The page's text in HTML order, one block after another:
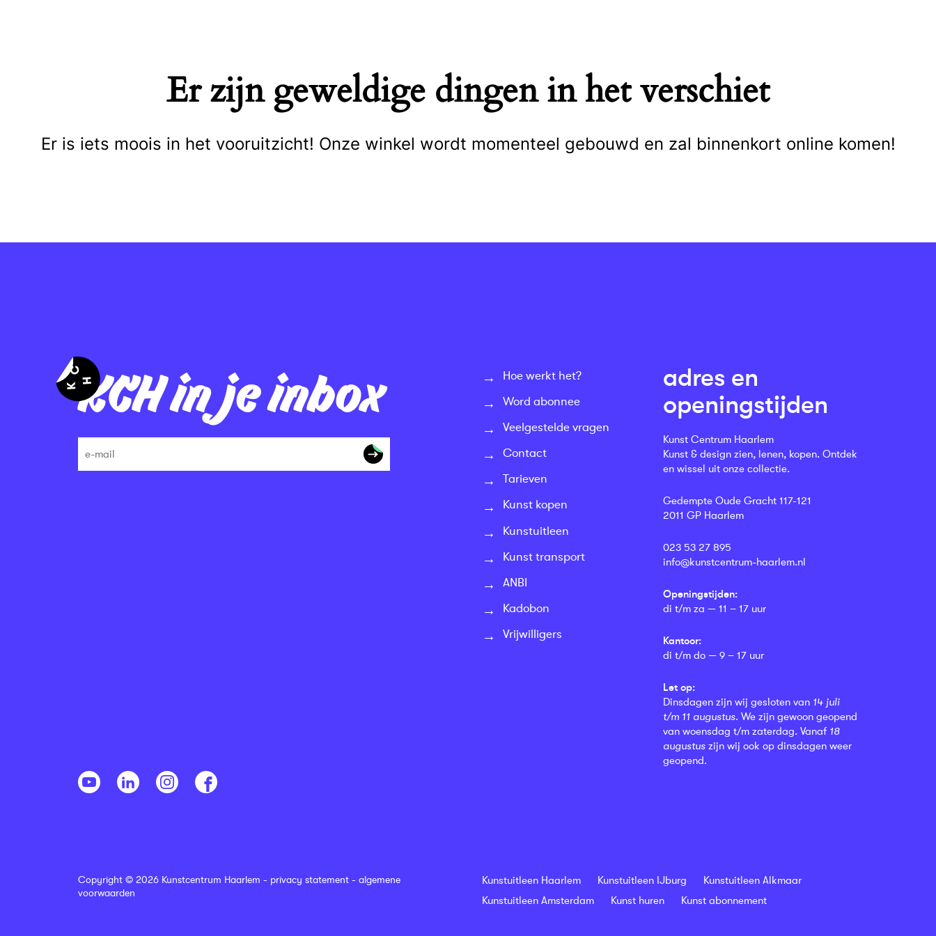
Er zijn geweldige dingen in het verschiet
Er is iets moois in het vooruitzicht! Onze winkel wordt momenteel gebouwd en zal binnenkort online komen!
KCH in je inbox
Hoe werkt het?
Word abonnee
Veelgestelde vragen
Contact
Tarieven
Kunst kopen
Kunstuitleen
Kunst transport
ANBI
Kadobon
Vrijwilligers
adres en
openingstijden
Kunst Centrum Haarlem
Kunst & design zien, lenen, kopen. Ontdek
en wissel uit onze collectie.
Gedempte Oude Gracht 117-121
2011 GP Haarlem
023 53 27 895
info@kunstcentrum-haarlem.nl
Openingstijden:
di t/m za — 11 – 17 uur
Kantoor:
di t/m do — 9 – 17 uur
Let op:
Dinsdagen zijn wij gesloten van 14 juli
t/m 11 augustus. We zijn gewoon geopend
van woensdag t/m zaterdag. Vanaf 18
augustus zijn wij ook op dinsdagen weer
geopend.
Copyright © 2026 Kunstcentrum Haarlem - privacy statement - algemene
voorwaarden
Kunstuitleen Haarlem Kunstuitleen IJburg
Kunstuitleen Alkmaar
Kunstuitleen Amsterdam
Kunst huren Kunst abonnement